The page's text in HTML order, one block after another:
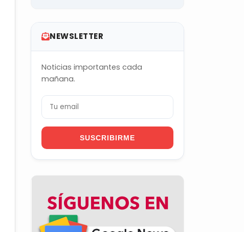
NEWSLETTER
Noticias importantes cada
mañana.
SUSCRIBIRME